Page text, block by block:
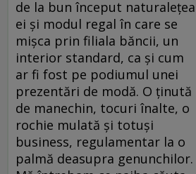
de la bun început naturalețea
ei și modul regal în care se
mișca prin filiala băncii, un
interior standard, ca și cum
ar fi fost pe podiumul unei
prezentări de modă. O ținută
de manechin, tocuri înalte, o
rochie mulată și totuși
business, regulamentar la o
palmă deasupra genunchilor.